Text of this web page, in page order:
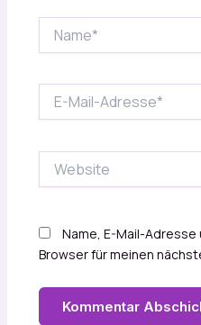
Mail-
Name, E-Mail-
Browser für meinen